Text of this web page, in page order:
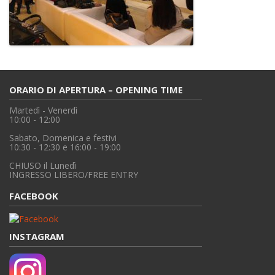
ORARIO DI APERTURA – OPENING TIME
Martedì - Venerdì
10:00 - 12:00
Sabato, Domenica e festivi
10:30 - 12:30 e 16:00 - 19:00
CHIUSO il Lunedì
INGRESSO LIBERO/FREE ENTRY
FACEBOOK
INSTAGRAM